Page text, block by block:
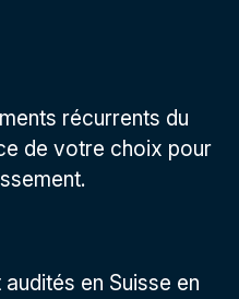
récurrents du
de votre choix pour
en Suisse en